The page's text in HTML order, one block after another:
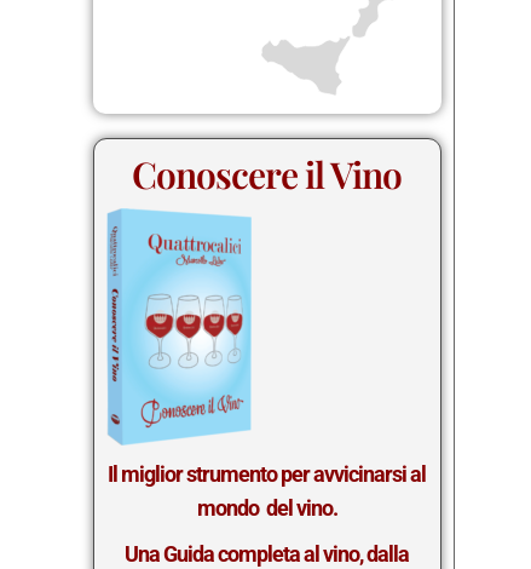
Conoscere il Vino
Il miglior strumento per avvicinarsi al
mondo del vino.
Una Guida completa al vino, dalla